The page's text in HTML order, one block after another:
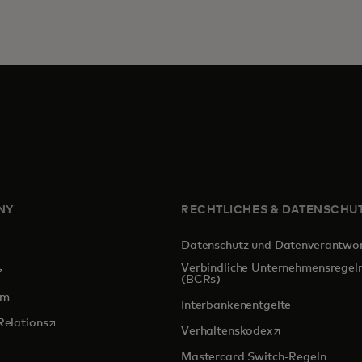
in einer neuen Registerkarte geöffnet
wird in einer neuen Registerkarte geöffnet
RECHTLICHES &
Datenschutz und
Verbindliche
(BCRs)
Interbankenentgelte
Verhaltenskodexwird in einer
Mastercard Switch-Regeln